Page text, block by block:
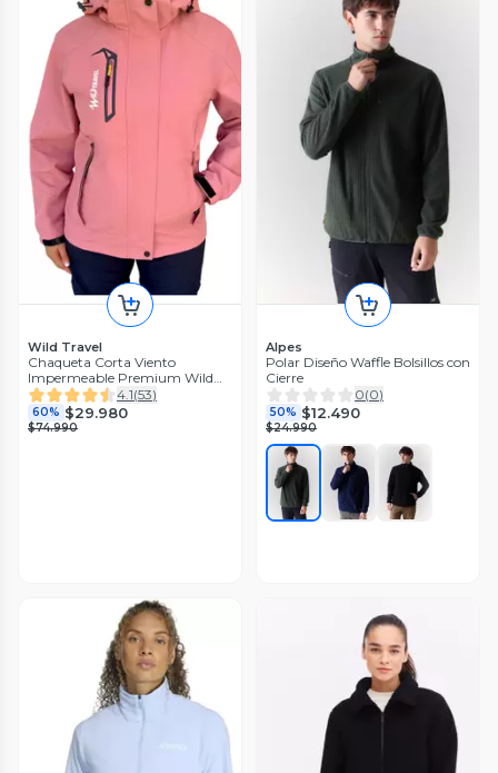
Wild Travel
Chaqueta Corta Viento
Impermeable Premium Wild
Travel Mujer 4.1(53)
60% $29.980
$74.990
Alpes
Polar Diseño Waffle Bolsillos con
Cierre
0(0)
50% $12.490
$24.990